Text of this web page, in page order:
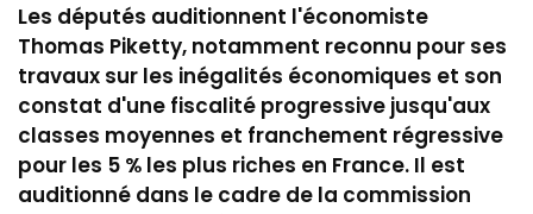
Les députés auditionnent l'économiste
Thomas Piketty, notamment reconnu pour ses
travaux sur les inégalités économiques et son
constat d'une fiscalité progressive jusqu'aux
classes moyennes et franchement régressive
pour les 5 % les plus riches en France. Il est
auditionné dans le cadre de la commission